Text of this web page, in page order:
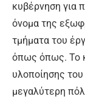
κυβέρνηση για
όνομα της
τμήματα του
όπως όπως. Το
υλοποίησης του
μεγαλύτερη